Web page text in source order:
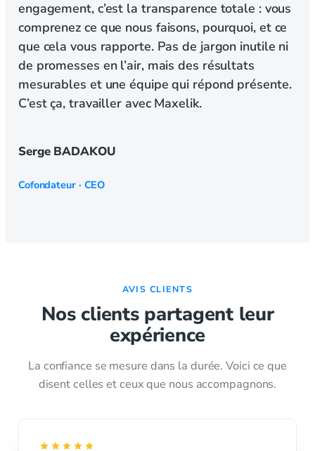
engagement, c’est la transparence totale : vous
comprenez ce que nous faisons, pourquoi, et ce
que cela vous rapporte. Pas de jargon inutile ni
de promesses en l’air, mais des résultats
mesurables et une équipe qui répond présente.
C’est ça, travailler avec Maxelik.
Serge BADAKOU
Cofondateur · CEO
AVIS CLIENTS
Nos clients partagent leur
expérience
La confiance se mesure dans la durée. Voici ce que
disent celles et ceux que nous accompagnons.